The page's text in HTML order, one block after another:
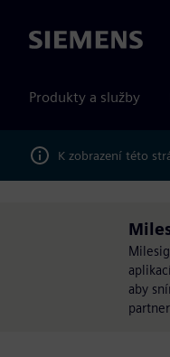
Siemens
Produkty a služby
K zobrazení této
aby